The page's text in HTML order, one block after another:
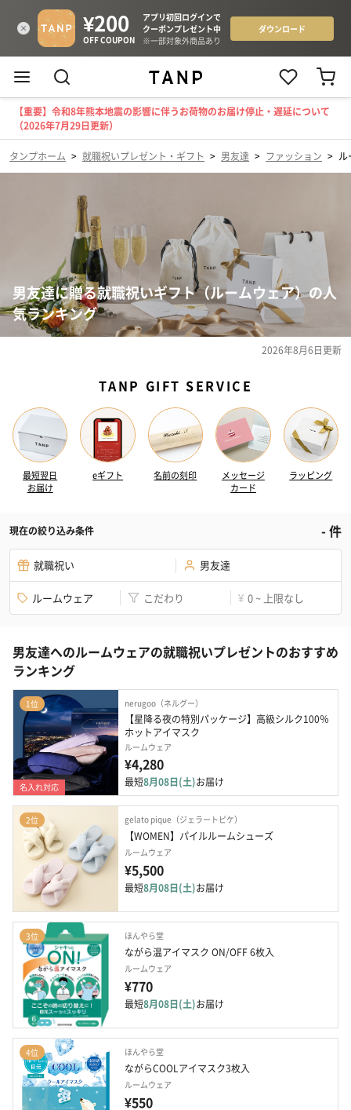
【重要】令和8年熊本地震の影響に伴うお荷物のお届け停止・遅延について
（2026年7月29日更新）
タンプホーム > 就職祝いプレゼント・ギフト > 男友達 > ファッション > ル
男友達に贈る就職祝いギフト（ルームウェア）の人
気ランキング
2026年8月6日更新
TANP GIFT SERVICE
最短翌日
お届け
eギフト 名前の刻印
メッセージ
カード
ラッピング
現在の絞り込み条件 -件
就職祝い 男友達
ルームウェア こだわり ¥ 0 ~ 上限なし
男友達へのルームウェアの就職祝いプレゼントのおすすめ
ランキング
1位
名入れ対応
nerugoo（ネルグー）
【星降る夜の特別パッケージ】高級シルク100％
ホットアイマスク
ルームウェア
¥4,280
最短8月08日(土)お届け
2位 gelato pique（ジェラートピケ）
【WOMEN】パイルルームシューズ
ルームウェア
¥5,500
最短8月08日(土)お届け
3位 ほんやら堂
ながら温アイマスク ON/OFF 6枚入
ルームウェア
¥770
最短8月08日(土)お届け
4位 ほんやら堂
ながらCOOLアイマスク3枚入
ルームウェア
¥550